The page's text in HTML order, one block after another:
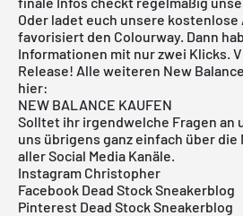
Oder ladet euch unsere kostenlose
favorisiert den Colourway. Dann
Informationen mit nur zwei Klicks.
Release! Alle weiteren New
hier:
NEW BALANCE KAUFEN
Solltet ihr irgendwelche Fragen an
uns übrigens ganz einfach über
aller Social Media Kanäle.
Instagram Christopher
Facebook Dead Stock Sneakerblog
Pinterest Dead Stock Sneakerblog